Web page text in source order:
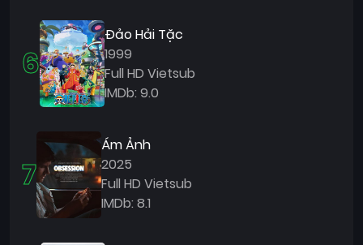
6
Đảo Hải Tặc
1999
Full HD Vietsub
IMDb: 9.0
7
Ám Ảnh
2025
Full HD Vietsub
IMDb: 8.1